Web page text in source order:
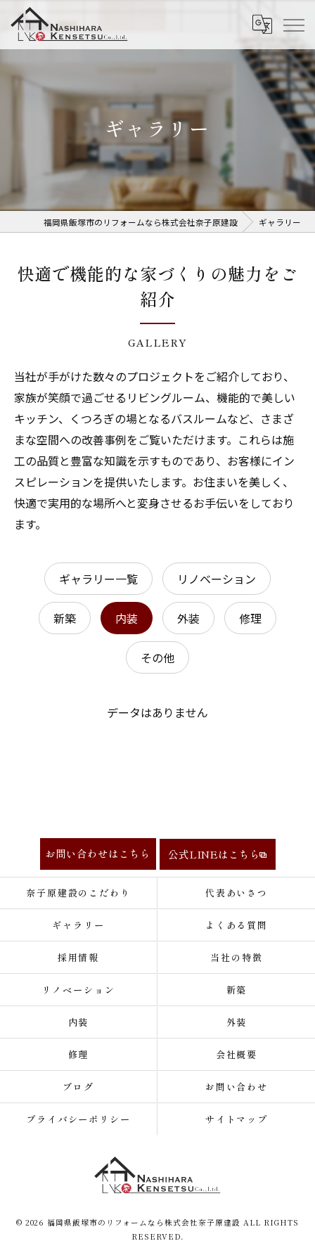
ギャラリー
福岡県飯塚市のリフォームなら株式会社奈子原建設 ギャラリー
快適で機能的な家づくりの魅力をご
紹介
GALLERY
当社が手がけた数々のプロジェクトをご紹介しており、
家族が笑顔で過ごせるリビングルーム、機能的で美しい
キッチン、くつろぎの場となるバスルームなど、さまざ
まな空間への改善事例をご覧いただけます。これらは施
工の品質と豊富な知識を示すものであり、お客様にイン
スピレーションを提供いたします。お住まいを美しく、
快適で実用的な場所へと変身させるお手伝いをしており
ます。
ギャラリー一覧 リノベーション
新築 内装 外装 修理
その他
データはありません
お問い合わせはこちら 公式LINEはこちら
奈子原建設のこだわり 代表あいさつ
ギャラリー よくある質問
採用情報 当社の特徴
リノベーション 新築
内装 外装
修理 会社概要
ブログ お問い合わせ
プライバシーポリシー サイトマップ
© 2026 福岡県飯塚市のリフォームなら株式会社奈子原建設 ALL RIGHTS
RESERVED.